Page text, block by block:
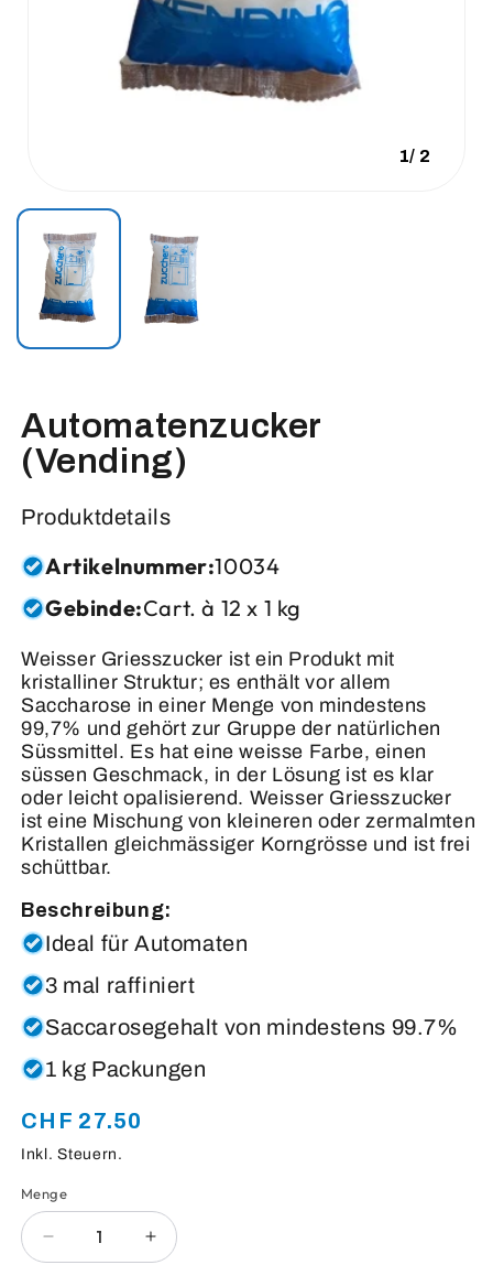
1/ 2
Automatenzucker
(Vending)
Produktdetails
Artikelnummer:10034
Gebinde:Cart. à 12 x 1 kg
Weisser Griesszucker ist ein Produkt mit
kristalliner Struktur; es enthält vor allem
Saccharose in einer Menge von mindestens
99,7% und gehört zur Gruppe der natürlichen
Süssmittel. Es hat eine weisse Farbe, einen
süssen Geschmack, in der Lösung ist es klar
oder leicht opalisierend. Weisser Griesszucker
ist eine Mischung von kleineren oder zermalmten
Kristallen gleichmässiger Korngrösse und ist frei
schüttbar.
Beschreibung:
Ideal für Automaten
3 mal raffiniert
Saccarosegehalt von mindestens 99.7%
1 kg Packungen
Normaler
Preis
CHF 27.50
Inkl. Steuern.
Anzahl
Menge
Verringere
Erhöhe